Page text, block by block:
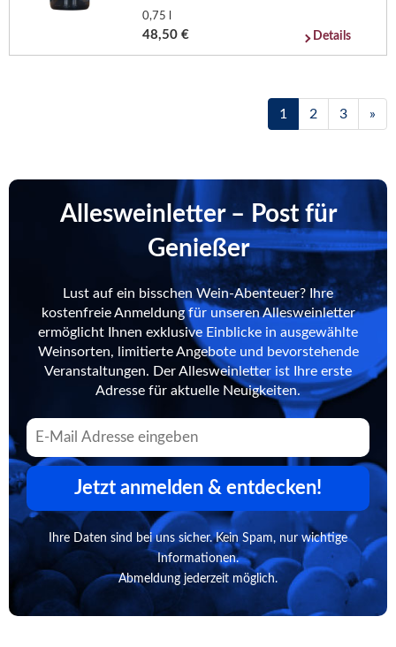
0,75 l
48,50 € Details
1 2 3 »
Allesweinletter – Post für
Genießer
Lust auf ein bisschen Wein-Abenteuer? Ihre
kostenfreie Anmeldung für unseren Allesweinletter
ermöglicht Ihnen exklusive Einblicke in ausgewählte
Weinsorten, limitierte Angebote und bevorstehende
Veranstaltungen. Der Allesweinletter ist Ihre erste
Adresse für aktuelle Neuigkeiten.
Jetzt anmelden & entdecken!
Ihre Daten sind bei uns sicher. Kein Spam, nur wichtige
Informationen.
Abmeldung jederzeit möglich.